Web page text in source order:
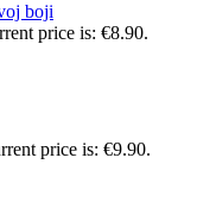
boji
price is: €8.90.
price is: €9.90.